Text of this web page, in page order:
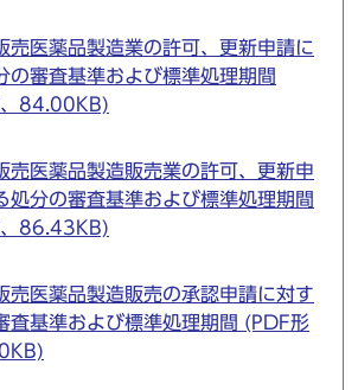
売医薬品製造業の許可、更新申請に
の審査基準および標準処理期間
84.00KB)
売医薬品製造販売業の許可、更新申
処分の審査基準および標準処理期間
86.43KB)
売医薬品製造販売の承認申請に対す
査基準および標準処理期間 (PDF形